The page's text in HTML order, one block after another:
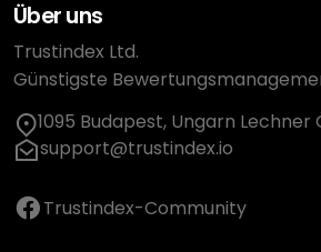
Über uns
Trustindex Ltd.
Günstigste
1095 Budapest, Ungarn Lechner
support@trustindex.io
Trustindex-Community